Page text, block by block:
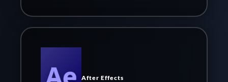
After Effects